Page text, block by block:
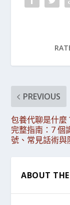
PREVIOUS
包養代聊是什麼
完整指南：7 個
號、常見話術與
ABOUT